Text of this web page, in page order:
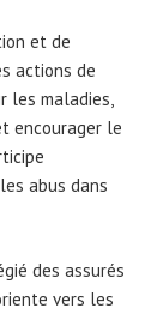
et de
actions de
les maladies,
encourager le
abus dans
des assurés
vers les